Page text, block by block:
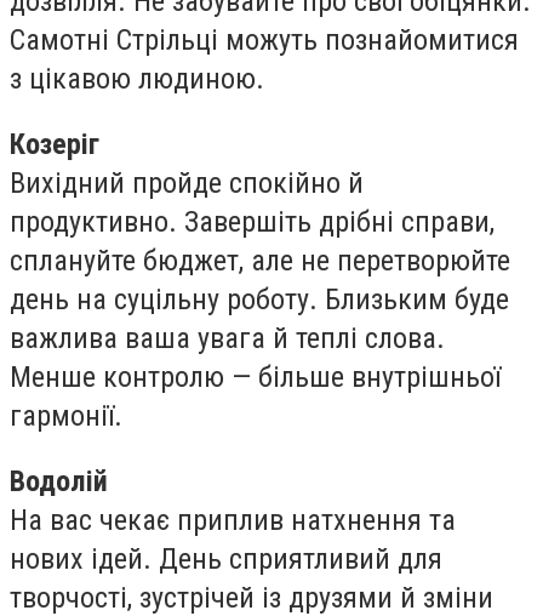
Самотні Стрільці можуть познайомитися
з цікавою людиною.
Козеріг
Вихідний пройде спокійно й
продуктивно. Завершіть дрібні справи,
сплануйте бюджет, але не перетворюйте
день на суцільну роботу. Близьким буде
важлива ваша увага й теплі слова.
Менше контролю — більше внутрішньої
гармонії.
Водолій
На вас чекає приплив натхнення та
нових ідей. День сприятливий для
творчості, зустрічей із друзями й зміни